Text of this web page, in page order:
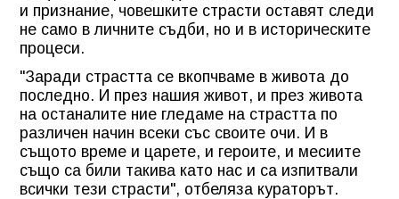
и признание, човешките страсти оставят следи
не само в личните съдби, но и в историческите
процеси.
"Заради страстта се вкопчваме в живота до
последно. И през нашия живот, и през живота
на останалите ние гледаме на страстта по
различен начин всеки със своите очи. И в
същото време и царете, и героите, и месиите
също са били такива като нас и са изпитвали
всички тези страсти", отбеляза кураторът.